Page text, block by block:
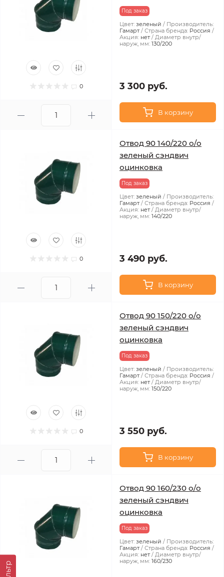
0
Под заказ
Цвет: зеленый
Производитель:
Гамарт
Страна бренда: Россия
Акция: нет
Диаметр внутр/
наруж, мм: 130/200
3 300 руб.
В корзину
0
Отвод 90 140/220 о/о
зеленый сэндвич
оцинковка
Под заказ
Цвет: зеленый
Производитель:
Гамарт
Страна бренда: Россия
Акция: нет
Диаметр внутр/
наруж, мм: 140/220
3 490 руб.
В корзину
0
Отвод 90 150/220 о/о
зеленый сэндвич
оцинковка
Под заказ
Цвет: зеленый
Производитель:
Гамарт
Страна бренда: Россия
Акция: нет
Диаметр внутр/
наруж, мм: 150/220
3 550 руб.
В корзину
Отвод 90 160/230 о/о
зеленый сэндвич
оцинковка
Под заказ
Цвет: зеленый
Производитель:
Гамарт
Страна бренда: Россия
Акция: нет
Диаметр внутр/
наруж, мм: 160/230